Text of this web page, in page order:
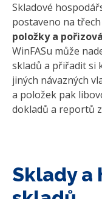
Skladové
postaveno na
položky a
WinFASu může
skladů a přiřadit si
jiných návazných
a položek pak
dokladů a reportů
Sklady a